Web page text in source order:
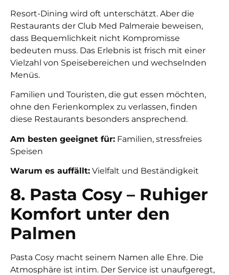
Resort-Dining wird oft unterschätzt. Aber die
Restaurants der Club Med Palmeraie beweisen,
dass Bequemlichkeit nicht Kompromisse
bedeuten muss. Das Erlebnis ist frisch mit einer
Vielzahl von Speisebereichen und wechselnden
Menüs.
Familien und Touristen, die gut essen möchten,
ohne den Ferienkomplex zu verlassen, finden
diese Restaurants besonders ansprechend.
Am besten geeignet für: Familien, stressfreies
Speisen
Warum es auffällt: Vielfalt und Beständigkeit
8. Pasta Cosy – Ruhiger
Komfort unter den
Palmen
Pasta Cosy macht seinem Namen alle Ehre. Die
Atmosphäre ist intim. Der Service ist unaufgeregt,